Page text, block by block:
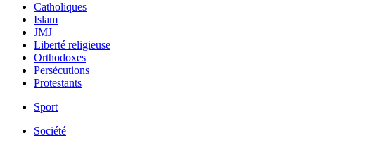
Catholiques
Islam
JMJ
Liberté religieuse
Orthodoxes
Persécutions
Protestants
Sport
Société